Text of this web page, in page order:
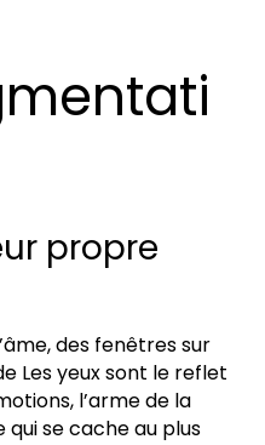
propre
des fenêtres sur
Les yeux sont le reflet
l’arme de la
se cache au plus